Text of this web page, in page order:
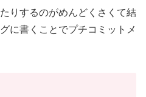
りするのがめんどくさくて結
に書くことでプチコミットメ